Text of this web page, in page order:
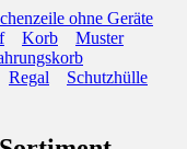
ohne Geräte
Korb
Muster
Regal
Schutzhülle